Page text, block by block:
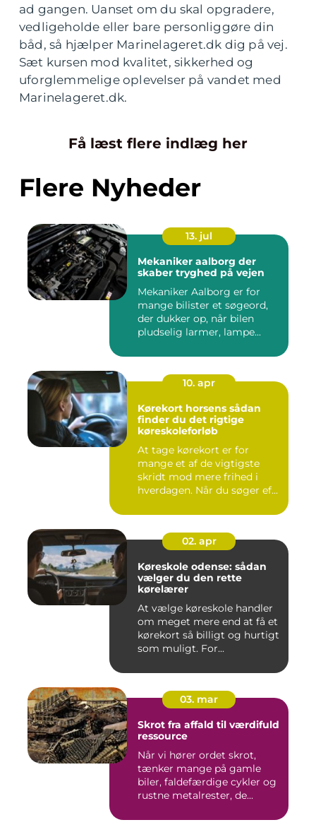
ad gangen. Uanset om du skal opgradere,
vedligeholde eller bare personliggøre din
båd, så hjælper Marinelageret.dk dig på vej.
Sæt kursen mod kvalitet, sikkerhed og
uforglemmelige oplevelser på vandet med
Marinelageret.dk.
Få læst flere indlæg her
Flere Nyheder
13. jul
Mekaniker aalborg der
skaber tryghed på vejen
Mekaniker Aalborg er for
mange bilister et søgeord,
der dukker op, når bilen
pludselig larmer, lampe...
10. apr
Kørekort horsens sådan
finder du det rigtige
køreskoleforløb
At tage kørekort er for
mange et af de vigtigste
skridt mod mere frihed i
hverdagen. Når du søger ef...
02. apr
Køreskole odense: sådan
vælger du den rette
kørelærer
At vælge køreskole handler
om meget mere end at få et
kørekort så billigt og hurtigt
som muligt. For...
03. mar
Skrot fra affald til værdifuld
ressource
Når vi hører ordet skrot,
tænker mange på gamle
biler, faldefærdige cykler og
rustne metalrester, de...